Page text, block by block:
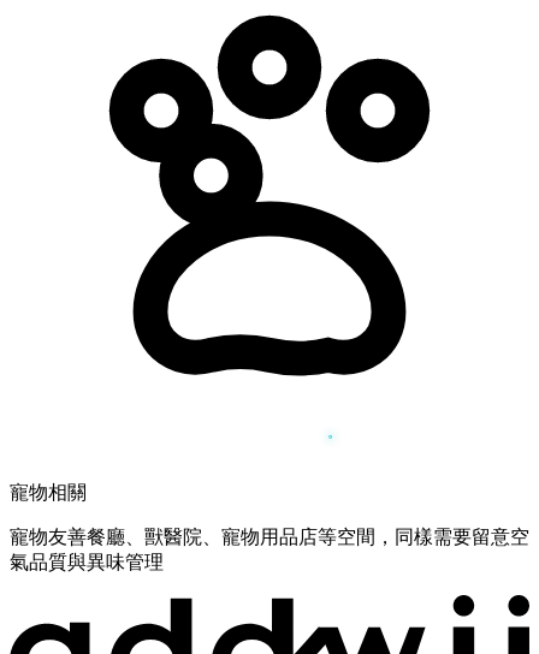
寵物相關
寵物友善餐廳、獸醫院、寵物用品店等空間，同樣需要留意空
氣品質與異味管理